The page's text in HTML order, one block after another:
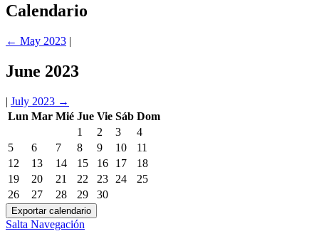
Calendario
← May 2023 |
June 2023
| July 2023 →
Lun Mar Mié Jue Vie Sáb Dom
1
2 3
4
5
6 7 8 9 10
11
12
13 14 15 16 17
18
19
20 21 22 23 24
25
26
27 28 29 30
Salta Navegación